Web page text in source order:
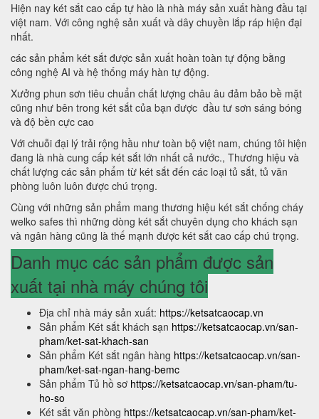
Hiện nay két sắt cao cấp tự hào là nhà máy sản xuất hàng đầu tại
việt nam. Với công nghệ sản xuất và dây chuyền lắp ráp hiện đại
nhất.
các sản phẩm két sắt được sản xuất hoàn toàn tự động bằng
công nghệ AI và hệ thống máy hàn tự động.
Xưởng phun sơn tiêu chuẩn chất lượng châu âu đảm bảo bề mặt
cũng như bên trong két sắt của bạn được đầu tư sơn sáng bóng
và độ bền cực cao
Với chuỗi đại lý trải rộng hầu như toàn bộ việt nam, chúng tôi hiện
đang là nhà cung cấp két sắt lớn nhất cả nước., Thương hiệu và
chất lượng các sản phẩm từ két sắt đến các loại tủ sắt, tủ văn
phòng luôn luôn được chú trọng.
Cùng với những sản phẩm mang thương hiệu két sắt chống cháy
welko safes thì những dòng két sắt chuyên dụng cho khách sạn
và ngân hàng cũng là thế mạnh được két sắt cao cấp chú trọng.
Danh mục các sản phẩm được sản
xuất tại nhà máy chúng tôi
Địa chỉ nhà máy sản xuất: https://ketsatcaocap.vn
Sản phẩm Két sắt khách sạn https://ketsatcaocap.vn/san-
pham/ket-sat-khach-san
Sản phẩm Két sắt ngân hàng https://ketsatcaocap.vn/san-
pham/ket-sat-ngan-hang-bemc
Sản phẩm Tủ hồ sơ https://ketsatcaocap.vn/san-pham/tu-
ho-so
Két sắt văn phòng https://ketsatcaocap.vn/san-pham/ket-